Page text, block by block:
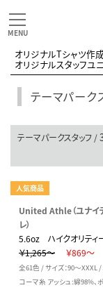
オリジナルTシャツ作
オリジナルスタッフユ
テーマパーク
テーマパークスタッフ /
人気商品
United Athle（ユナイ
レ）
5.6oz ハイクオリティ
￥1,265～
￥869～
全61色 / サイズ：90～XXXL
コーマ糸 アッシュ:綿98%、